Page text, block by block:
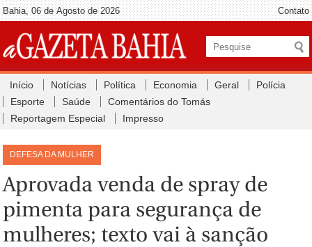
Bahia, 06 de Agosto de 2026 Contato
Início Notícias Política Economia Geral
Polícia
Esporte
Saúde
Comentários do Tomás
Reportagem Especial
Impresso
DEFESA DA MULHER
Aprovada venda de spray de
pimenta para segurança de
mulheres; texto vai à sanção